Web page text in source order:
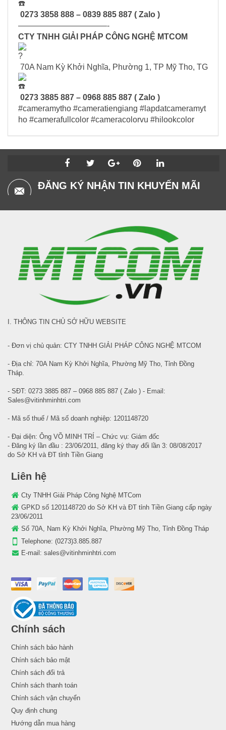
0273 3858 888 – 0839 885 887 ( Zalo )
———————————-
CTY TNHH GIẢI PHÁP CÔNG NGHỆ MTCOM
70A Nam Kỳ Khởi Nghĩa, Phường 1, TP Mỹ Tho, TG
0273 3885 887 – 0968 885 887 ( Zalo )
#cameramytho #cameratiengiang #lapdatcameramyt
ho #camerafullcolor #cameracolorvu #hilookcolor
ĐĂNG KÝ NHẬN TIN KHUYẾN MÃI
I. THÔNG TIN CHỦ SỞ HỮU WEBSITE
- Đơn vị chủ quản: CTY TNHH GIẢI PHÁP CÔNG NGHỆ MTCOM
- Địa chỉ: 70A Nam Kỳ Khởi Nghĩa, Phường Mỹ Tho, Tỉnh Đồng
Tháp.
- SĐT: 0273 3885 887 – 0968 885 887 ( Zalo ) - Email:
Sales@vitinhminhtri.com
- Mã số thuế / Mã số doanh nghiệp: 1201148720
- Đại diện: Ông VÕ MINH TRÍ – Chức vụ: Giám đốc
- Đăng ký lần đầu : 23/06/2011, đăng ký thay đổi lần 3: 08/08/2017
do Sở KH và ĐT tỉnh Tiền Giang
Liên hệ
Cty TNHH Giải Pháp Công Nghệ MTCom
GPKD số 1201148720 do Sở KH và ĐT tỉnh Tiền Giang cấp ngày
23/06/2011
Số 70A, Nam Kỳ Khởi Nghĩa, Phường Mỹ Tho, Tỉnh Đồng Tháp
Telephone: (0273)3.885.887
E-mail: sales@vitinhminhtri.com
Chính sách
Chính sách bảo hành
Chính sách bảo mật
Chính sách đổi trả
Chính sách thanh toán
Chính sách vận chuyển
Quy định chung
Hướng dẫn mua hàng